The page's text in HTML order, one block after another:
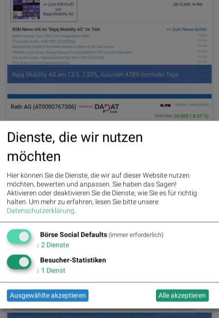
Bajaj Mobility AG am 13.5. 7,33%, Volumen 478% normaler Tage
Rath AG am 13.5. 4,35%, Volumen 1% normaler Tage
Dienste, die wir nutzen
möchten
Hier können Sie die Dienste, die wir auf dieser Website nutzen
möchten, bewerten und anpassen. Sie haben das Sagen!
Aktivieren oder deaktivieren Sie die Dienste, wie Sie es für richtig
halten. Um mehr zu erfahren, lesen Sie bitte unsere
Datenschutzerklärung.
Börse Social Defaults (immer erforderlich)
↓ 2 Dienste
Besucher-Statistiken
↓ 1 Dienst
Ausgewählte akzeptieren Alle akzeptieren